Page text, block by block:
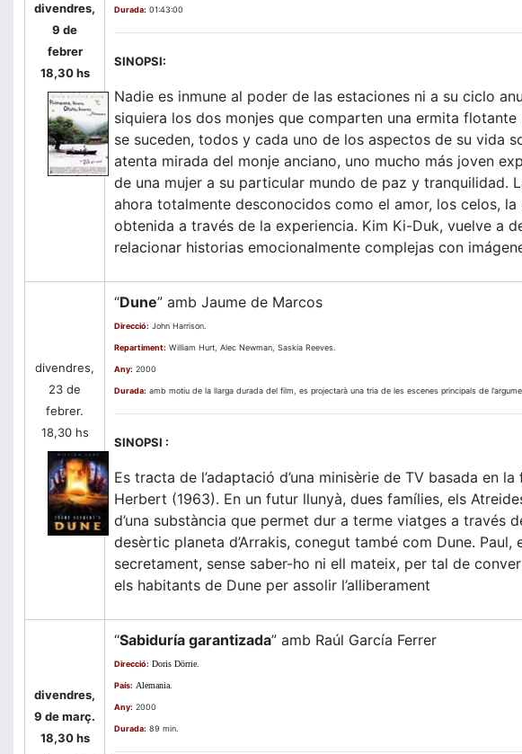
divendres,
9 de
febrer
18,30 hs
Durada: 01:43:00
SINOPSI:
Nadie es inmune al poder de las estaciones ni a su ciclo
siquiera los dos monjes que comparten una ermita
se suceden, todos y cada uno de los aspectos de su vida
atenta mirada del monje anciano, uno mucho más joven
de una mujer a su particular mundo de paz y tranquilidad.
ahora totalmente desconocidos como el amor, los celos,
obtenida a través de la experiencia. Kim Ki-Duk, vuelve a
relacionar historias emocionalmente complejas con
divendres,
23 de
febrer.
18,30 hs
“Dune” amb Jaume de Marcos
Direcció: John Harrison.
Repartiment: William Hurt, Alec Newman, Saskia Reeves.
Any: 2000
Durada: amb motiu de la llarga durada del film, es projectarà una tria de les escenes principals de
SINOPSI :
Es tracta de l’adaptació d’una minisèrie de TV basada en
Herbert (1963). En un futur llunyà, dues famílies, els
d’una substància que permet dur a terme viatges a través
desèrtic planeta d’Arrakis, conegut també com Dune.
secretament, sense saber-ho ni ell mateix, per tal de
els habitants de Dune per assolir l’alliberament
divendres,
9 de març.
18,30 hs
“Sabiduría garantizada” amb Raúl García Ferrer
Direcció: Doris Dörrie
País: Alemania
Any: 2000
Durada: 89 min.